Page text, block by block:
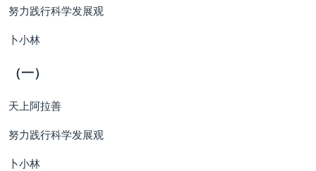
努力践行科学发展观
卜小林
（一）
天上阿拉善
努力践行科学发展观
卜小林